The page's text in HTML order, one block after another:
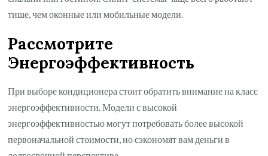
тише, чем оконные или мобильные модели.
Рассмотрите
Энергоэффективность
При выборе кондиционера стоит обратить внимание на класс
энергоэффективности. Модели с высокой
энергоэффективностью могут потребовать более высокой
первоначальной стоимости, но сэкономят вам деньги в